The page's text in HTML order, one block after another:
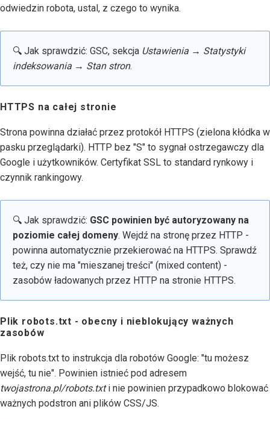
odwiedzin robota, ustal, z czego to wynika.
🔍 Jak sprawdzić: GSC, sekcja Ustawienia → Statystyki
indeksowania → Stan stron.
HTTPS na całej stronie
Strona powinna działać przez protokół HTTPS (zielona kłódka w
pasku przeglądarki). HTTP bez "S" to sygnał ostrzegawczy dla
Google i użytkowników. Certyfikat SSL to standard rynkowy i
czynnik rankingowy.
🔍 Jak sprawdzić: GSC powinien być autoryzowany na
poziomie całej domeny. Wejdź na stronę przez HTTP -
powinna automatycznie przekierować na HTTPS. Sprawdź
też, czy nie ma "mieszanej treści" (mixed content) -
zasobów ładowanych przez HTTP na stronie HTTPS.
Plik robots.txt - obecny i nieblokujący ważnych
zasobów
Plik robots.txt to instrukcja dla robotów Google: "tu możesz
wejść, tu nie". Powinien istnieć pod adresem
twojastrona.pl/robots.txti nie powinien przypadkowo blokować
ważnych podstron ani plików CSS/JS.